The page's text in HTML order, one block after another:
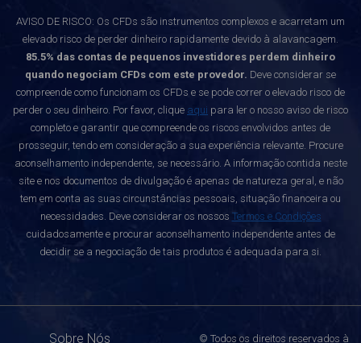
AVISO DE RISCO: Os CFDs são instrumentos complexos e acarretam um
elevado risco de perder dinheiro rapidamente devido à alavancagem.
85.5% das contas de pequenos investidores perdem dinheiro
quando negociam CFDs com este provedor. Deve considerar se
compreende como funcionam os CFDs e se pode correr o elevado risco de
perder o seu dinheiro. Por favor, clique aqui para ler o nosso aviso de risco
completo e garantir que compreende os riscos envolvidos antes de
prosseguir, tendo em consideração a sua experiência relevante. Procure
aconselhamento independente, se necessário. A informação contida neste
site e nos documentos de divulgação é apenas de natureza geral, e não
tem em conta as suas circunstâncias pessoais, situação financeira ou
necessidades. Deve considerar os nossos Termos e Condições
cuidadosamente e procurar aconselhamento independente antes de
decidir se a negociação de tais produtos é adequada para si.
Sobre Nós © Todos os direitos reservados à